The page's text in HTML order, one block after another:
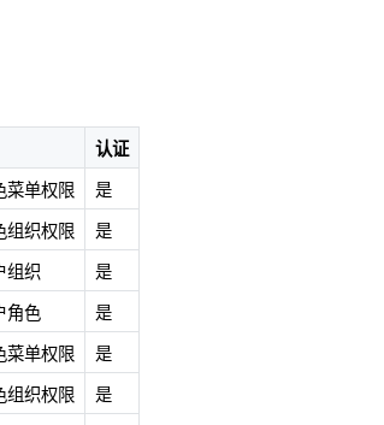
认证
菜单权限 是
组织权限 是
组织 是
角色 是
菜单权限 是
组织权限 是